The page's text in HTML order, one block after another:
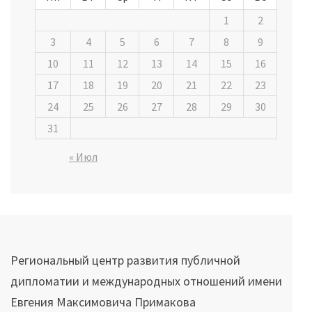
1
2
3
4 5 6 7 8
9
10
11 12 13 14 15
16
17
18 19 20 21 22
23
24
25 26 27 28 29
30
31
« Июл
Региональный центр развития публичной
дипломатии и международных отношений имени
Евгения Максимовича Примакова